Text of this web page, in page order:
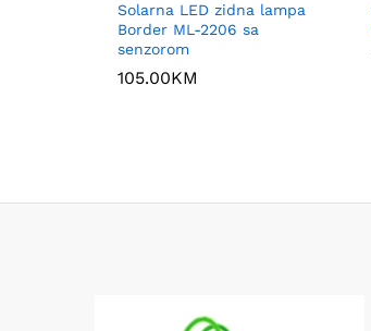
Solarna LED zidna lampa
Border ML-2206 sa
senzorom
105.00KM